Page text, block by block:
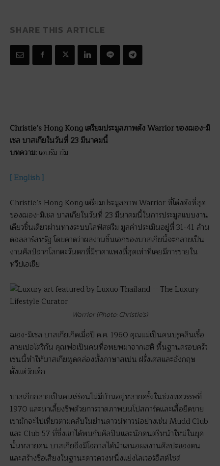
SHARE THIS ARTICLE
Christie’s Hong Kong เตรียมประมูลภาพดัง Warrior ของฌอง-มิ
เชล บาสเกียในวันที่ 23 มีนาคมนี้
บทความ: เอบรัม ยัม
[ English ]
Christie’s Hong Kong เตรียมประมูลภาพ Warrior ที่โด่งดังที่สุด
ของฌอง-มิเชล บาสเกียในวันที่ 23 มีนาคมนี้ในการประมูลแบบงาน
เดียวชิ้นเดียวผ่านทางระบบไลฟ์สตรีม มูลค่าประเมินอยู่ที่ 31-41 ล้าน
ดอลลาร์สหรัฐ โดยคาดว่าผลงานชิ้นเอกของบาสเกียนี้จะกลายเป็น
งานศิลป์จากโลกตะวันตกที่มีราคาแพงที่สุดเท่าที่เคยมีการขายใน
ทวีปเอเชีย
Warrior (Photo: Christie’s)
ฌอง-มิเชล บาสเกียเกิดเมื่อปี ค.ศ. 1960 คุณแม่เป็นคนบรูคลินเชื้อ
สายเปอโตริกัน คุณพ่อเป็นคนที่อพยพมาจากเฮติ พื้นฐานครอบครัว
เช่นนี้ทำให้บาสเกียพูดคล่องทั้งภาษาสเปน ฝรั่งเศสและอังกฤษ
ตั้งแต่วัยเด็ก
บาสเกียกลายเป็นคนเร่ร่อนไม่มีบ้านอยู่หลายครั้งในช่วงทศวรรษที่
1970 และหาเลี้ยงชีพด้วยการวาดภาพบนโปสการ์ดและเสื้อยืดขาย
เขามักจะไปเที่ยวตามคลับในย่านดาวน์ทาวน์อย่างเช่น Mudd Club
และ Club 57 ที่ซึ่งเขาได้พบกับศิลปินและนักดนตรีหน้าใหม่ในยุค
นั้นหลายคน บาสเกียจึงมีโอกาสได้นำเสนอผลงานศิลปะของตน
และสร้างชื่อเสียงในฐานะดาวดวงหนึ่งแย่งโลเวอร์อีสต์ไซด์